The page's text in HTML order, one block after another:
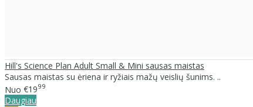
Hill's Science Plan Adult Small & Mini sausas maistas
Sausas maistas su ėriena ir ryžiais mažų veislių šunims. ..
Nuo €1999
Daugiau